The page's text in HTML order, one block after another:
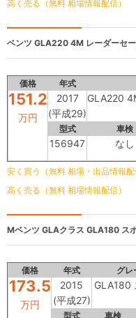
高く売る（無料 相場情報配信）
ベンツ GLA220 4M レーダーセ
価格 年式
151.2
万円
2017
(平成29)
GLA220
型式 車検
156947 なし
安く買う（無料 相場・出品情報配
高く売る（無料 相場情報配信）
Mベンツ GLAクラス GLA180 ス
価格 年式 グレ
173.5
万円
2015
(平成27)
GLA180
型式 車検